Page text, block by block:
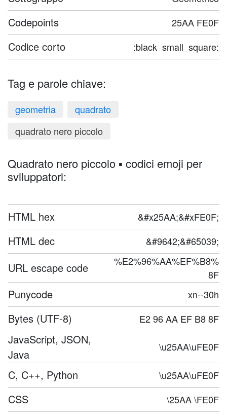
Codepoints 25AA FE0F
Codice corto :black_small_square:
Tag e parole chiave:
geometria
quadrato
quadrato nero piccolo
Quadrato nero piccolo ▪️ codici emoji per
sviluppatori:
HTML hex &#x25AA;&#xFE0F;
HTML dec &#9642;&#65039;
URL escape code
%E2%96%AA%EF%B8%
8F
Punycode xn--30h
Bytes (UTF-8) E2 96 AA EF B8 8F
JavaScript, JSON,
Java
\u25AA\uFE0F
C, C++, Python \u25AA\uFE0F
CSS \25AA \FE0F